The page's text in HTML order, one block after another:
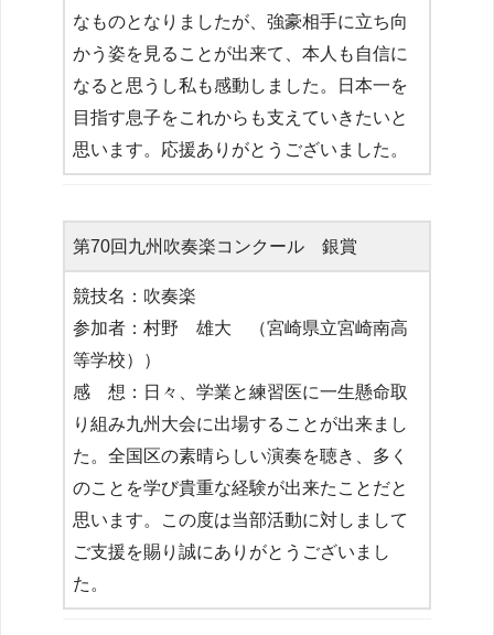
なものとなりましたが、強豪相手に立ち向
かう姿を見ることが出来て、本人も自信に
なると思うし私も感動しました。日本一を
目指す息子をこれからも支えていきたいと
思います。応援ありがとうございました。
第70回九州吹奏楽コンクール 銀賞
競技名：吹奏楽
参加者：村野 雄大 （宮崎県立宮崎南高
等学校））
感 想：日々、学業と練習医に一生懸命取
り組み九州大会に出場することが出来まし
た。全国区の素晴らしい演奏を聴き、多く
のことを学び貴重な経験が出来たことだと
思います。この度は当部活動に対しまして
ご支援を賜り誠にありがとうございまし
た。